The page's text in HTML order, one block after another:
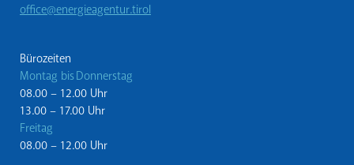
office@energieagentur.tirol
Bürozeiten
Montag bis Donnerstag
08.00 – 12.00 Uhr
13.00 – 17.00 Uhr
Freitag
08.00 – 12.00 Uhr